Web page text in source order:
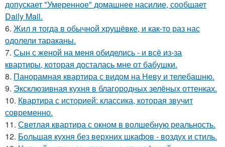
допускает "Умеренное" домашнее насилие, сообщает
Daily Mail.
6. Жил я тогда в обычной хрущёвке, и как-то раз нас
одолели тараканы.
7. Сын с женой на меня обиделись - и всё из-за
квартиры, которая досталась мне от бабушки.
8. Панорамная квартира с видом на Неву и телебашню.
9. Эксклюзивная кухня в благородных зелёных оттенках.
10. Квартира с историей: классика, которая звучит
современно.
11. Светлая квартира с окном в волшебную реальность.
12. Большая кухня без верхних шкафов - воздух и стиль.